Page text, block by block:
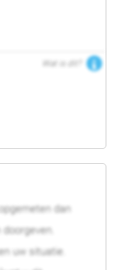
Wat is dit?
dan
uw situatie.